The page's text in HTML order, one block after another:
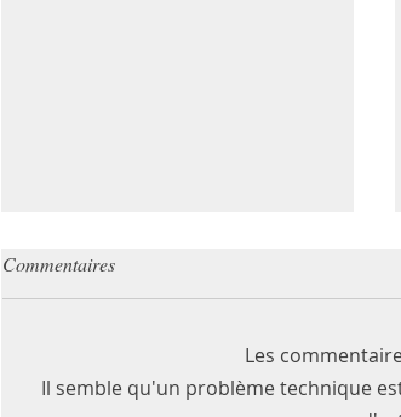
Commentaires
Les
Il semble qu'un problème technique